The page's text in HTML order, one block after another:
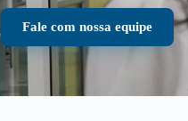
Fale com nossa equipe